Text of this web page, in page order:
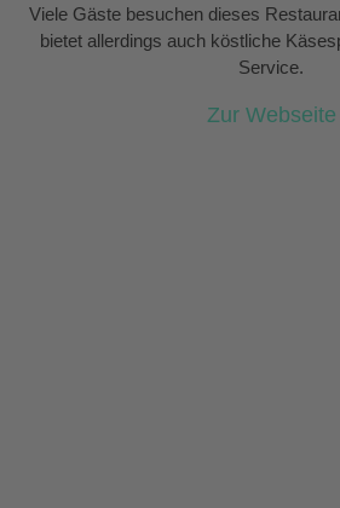
Viele Gäste besuchen dieses
bietet allerdings auch köstliche
Service.
Zur Webseite